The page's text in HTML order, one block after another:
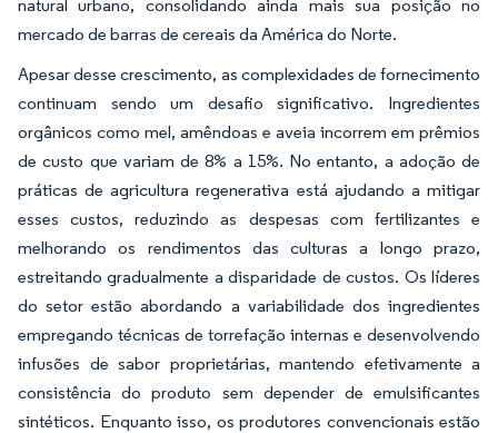
natural urbano, consolidando ainda mais sua posição no
mercado de barras de cereais da América do Norte.
Apesar desse crescimento, as complexidades de fornecimento
continuam sendo um desafio significativo. Ingredientes
orgânicos como mel, amêndoas e aveia incorrem em prêmios
de custo que variam de 8% a 15%. No entanto, a adoção de
práticas de agricultura regenerativa está ajudando a mitigar
esses custos, reduzindo as despesas com fertilizantes e
melhorando os rendimentos das culturas a longo prazo,
estreitando gradualmente a disparidade de custos. Os líderes
do setor estão abordando a variabilidade dos ingredientes
empregando técnicas de torrefação internas e desenvolvendo
infusões de sabor proprietárias, mantendo efetivamente a
consistência do produto sem depender de emulsificantes
sintéticos. Enquanto isso, os produtores convencionais estão